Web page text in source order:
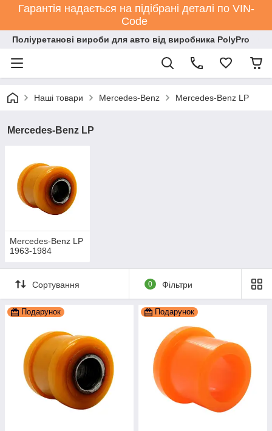
Гарантія надається на підібрані деталі по VIN-
Code
Поліуретанові вироби для авто від виробника PolyPro
Наші товари Mercedes-Benz Mercedes-Benz LP
Mercedes-Benz LP
Mercedes-Benz LP
1963-1984
Сортування 0 Фільтри
Подарунок Подарунок